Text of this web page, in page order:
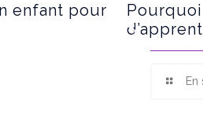
enfant pour
En